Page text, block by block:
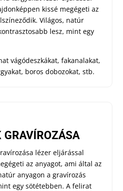
kissé megégeti az
Világos, natúr
lesz, mint egy
vágódeszkákat, fakanalakat,
boros dobozokat, stb.
GRAVÍROZÁSA
lézer eljárással
az anyagot, ami által az
anyagon a gravírozás
egy sötétebben. A felirat